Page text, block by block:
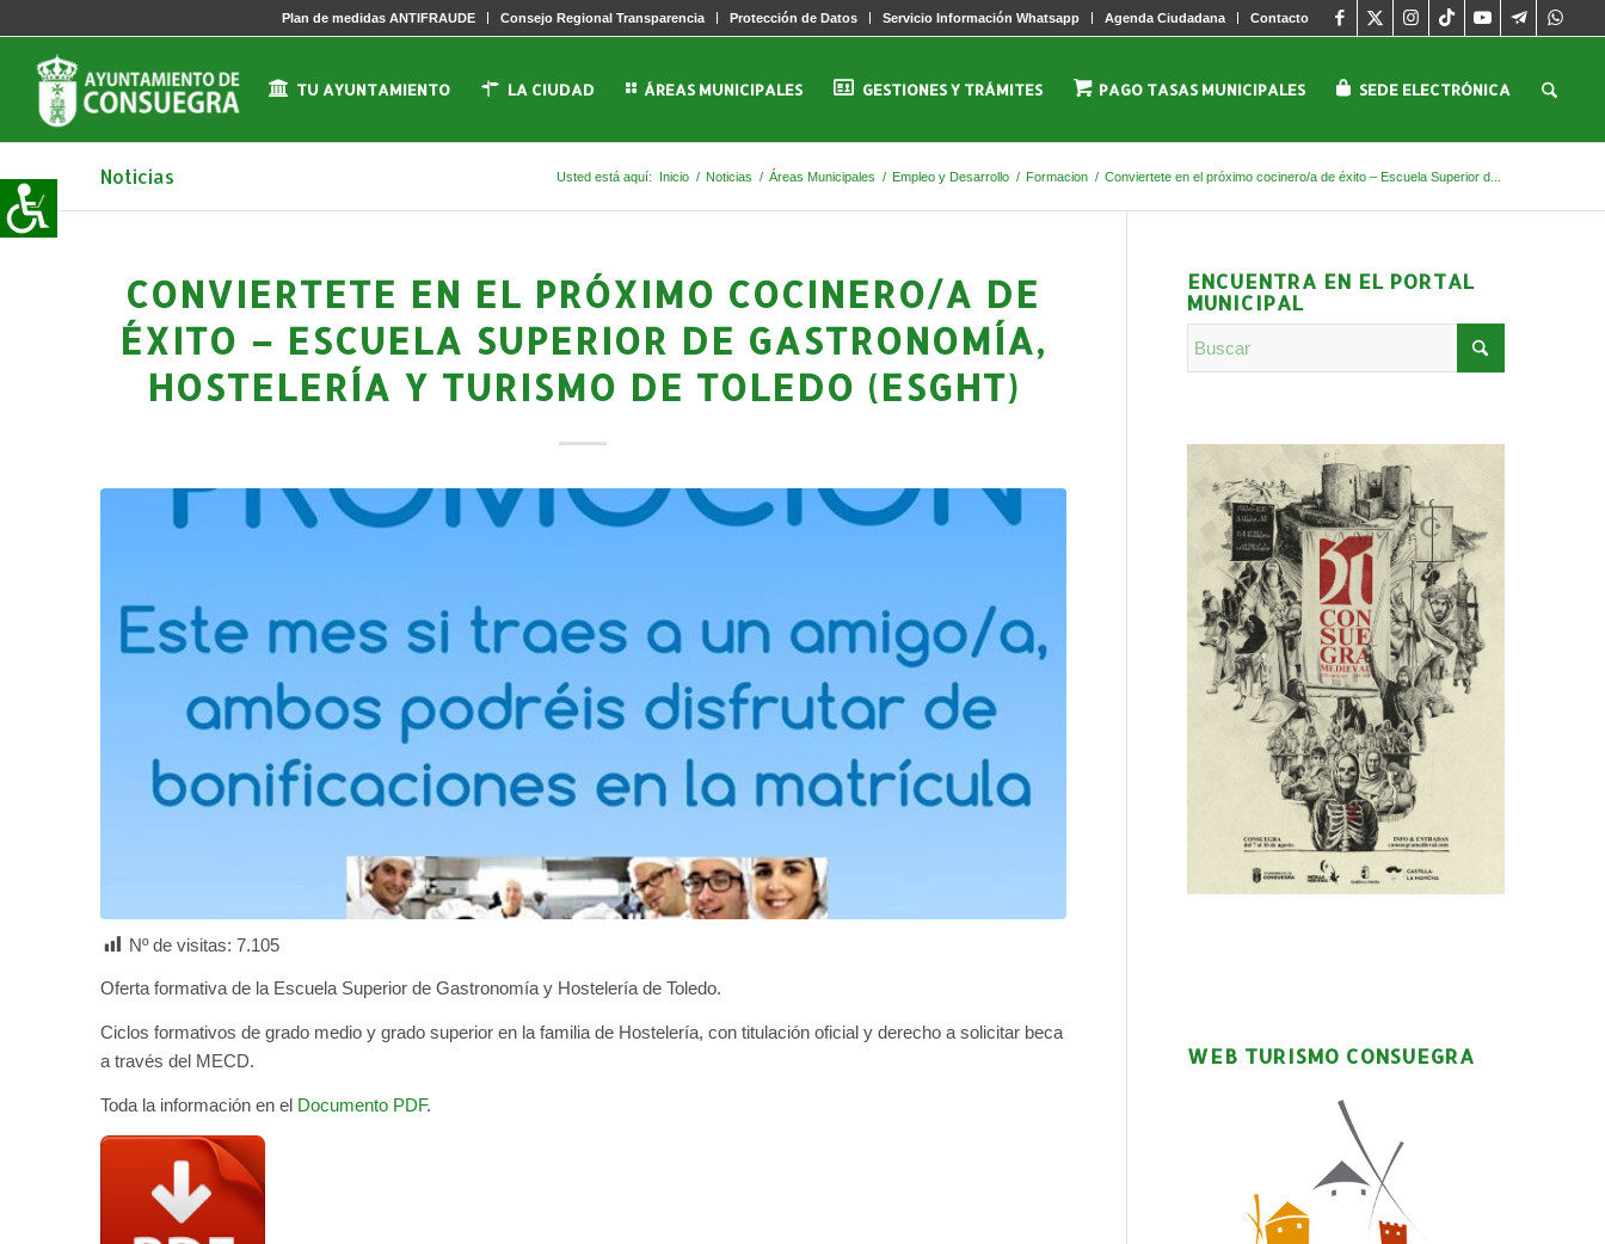
Plan de medidas ANTIFRAUDE Consejo Regional Transparencia Protección de Datos Servicio Información Whatsapp Agenda Ciudadana Contacto
TU AYUNTAMIENTO LA CIUDAD ÁREAS MUNICIPALES GESTIONES Y TRÁMITES PAGO TASAS MUNICIPALES SEDE ELECTRÓNICA
Noticias Usted está aquí: Inicio / Noticias / Áreas Municipales / Empleo y Desarrollo / Formacion / Conviertete en el próximo cocinero/a de éxito – Escuela Superior d...
CONVIERTETE EN EL PRÓXIMO COCINERO/A DE
ÉXITO – ESCUELA SUPERIOR DE GASTRONOMÍA,
HOSTELERÍA Y TURISMO DE TOLEDO (ESGHT)
Nº de visitas: 7.105
Oferta formativa de la Escuela Superior de Gastronomía y Hostelería de Toledo.
Ciclos formativos de grado medio y grado superior en la familia de Hostelería, con titulación oficial y derecho a solicitar beca
a través del MECD.
Toda la información en el Documento PDF.
ENCUENTRA EN EL PORTAL
MUNICIPAL
WEB TURISMO CONSUEGRA